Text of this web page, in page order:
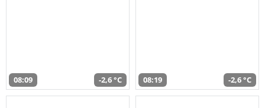
08:09 -2,6 °C 08:19 -2,6 °C